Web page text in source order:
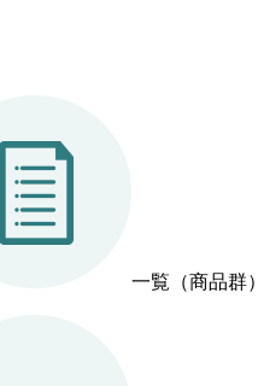
一覧（商品群）